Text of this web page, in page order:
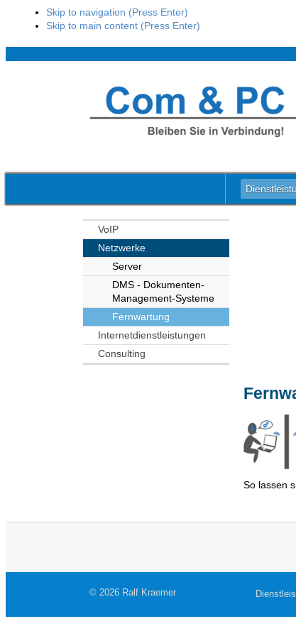
Skip to navigation (Press Enter)
Skip to main content (Press Enter)
VoIP
Netzwerke
Server
DMS - Dokumenten-
Management-Systeme
Fernwartung
Internetdienstleistungen
Consulting
So lassen
© 2026 Ralf Kraemer